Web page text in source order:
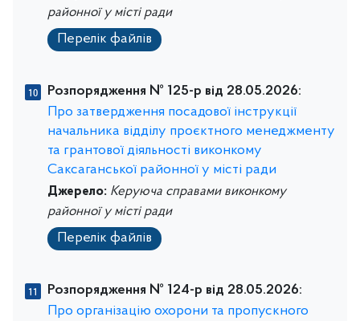
районної у місті ради
Перелік файлів
Розпорядження № 125-р від 28.05.2026:
Про затвердження посадової інструкції
начальника відділу проєктного менеджменту
та грантової діяльності виконкому
Саксаганської районної у місті ради
Джерело: Керуюча справами виконкому
районної у місті ради
Перелік файлів
Розпорядження № 124-р від 28.05.2026:
Про організацію охорони та пропускного